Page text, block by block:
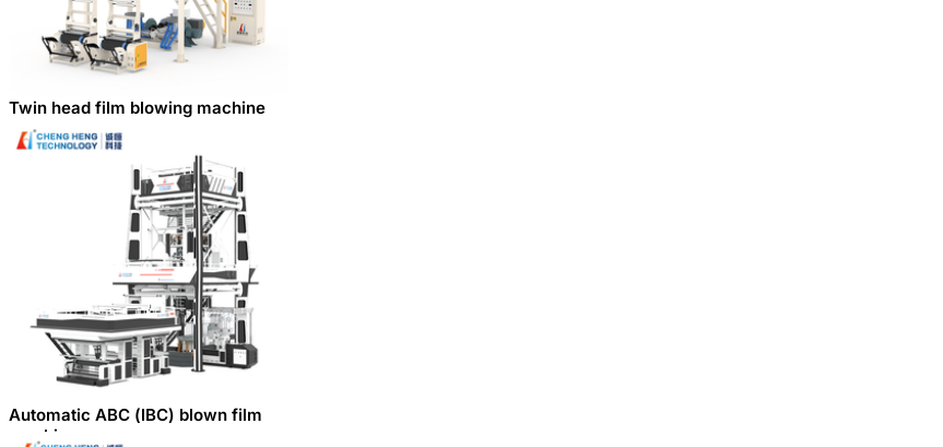
Twin head film blowing machine
Automatic ABC (lBC) blown film
machine